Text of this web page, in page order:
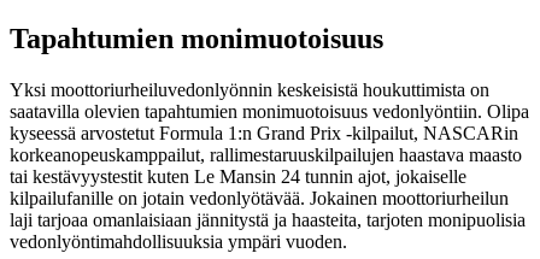
Tapahtumien monimuotoisuus
Yksi moottoriurheiluvedonlyönnin keskeisistä houkuttimista on
saatavilla olevien tapahtumien monimuotoisuus vedonlyöntiin. Olipa
kyseessä arvostetut Formula 1:n Grand Prix -kilpailut, NASCARin
korkeanopeuskamppailut, rallimestaruuskilpailujen haastava maasto
tai kestävyystestit kuten Le Mansin 24 tunnin ajot, jokaiselle
kilpailufanille on jotain vedonlyötävää. Jokainen moottoriurheilun
laji tarjoaa omanlaisiaan jännitystä ja haasteita, tarjoten monipuolisia
vedonlyöntimahdollisuuksia ympäri vuoden.